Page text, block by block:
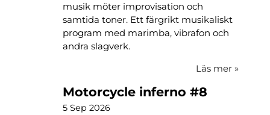
musik möter improvisation och
samtida toner. Ett färgrikt musikaliskt
program med marimba, vibrafon och
andra slagverk.
Läs mer »
Motorcycle inferno #8
5 Sep 2026